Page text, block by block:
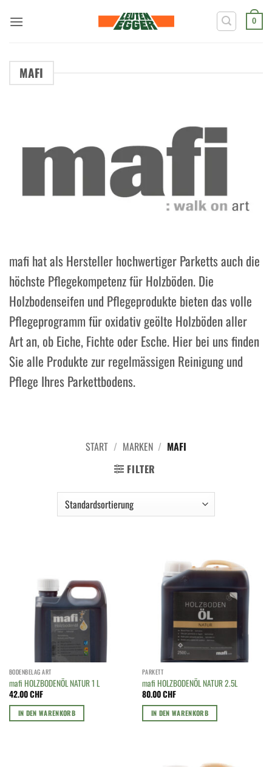
Inhalt
0
MAFI
mafi hat als Hersteller hochwertiger Parketts auch die
höchste Pflegekompetenz für Holzböden. Die
Holzbodenseifen und Pflegeprodukte bieten das volle
Pflegeprogramm für oxidativ geölte Holzböden aller
Art an, ob Eiche, Fichte oder Esche. Hier bei uns finden
Sie alle Produkte zur regelmässigen Reinigung und
Pflege Ihres Parkettbodens.
START / MARKEN / MAFI
FILTER
BODENBELAG ART
mafi HOLZBODENÖL NATUR 1 L
42.00CHF
IN DEN WARENKORB
PARKETT
mafi HOLZBODENÖL NATUR 2.5L
80.00CHF
IN DEN WARENKORB